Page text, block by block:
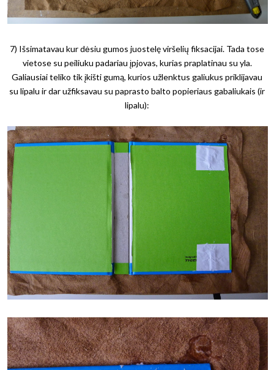
7) Išsimatavau kur dėsiu gumos juostelę viršelių fiksacijai. Tada tose
vietose su peiliuku padariau įpjovas, kurias praplatinau su yla.
Galiausiai teliko tik įkišti gumą, kurios užlenktus galiukus priklijavau
su lipalu ir dar užfiksavau su paprasto balto popieriaus gabaliukais (ir
lipalu):